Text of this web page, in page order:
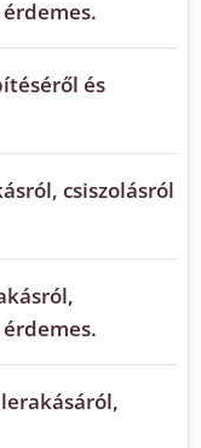
és
csiszolásról